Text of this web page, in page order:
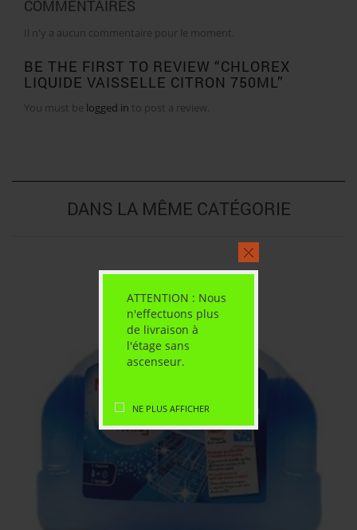
ATTENTION : Nous
n'effectuons plus
de livraison à
l'étage sans
ascenseur.
NE PLUS AFFICHER
COMMENTAIRES
Il n'y a aucun commentaire pour le moment.
BE THE FIRST TO REVIEW “CHLOREX
LIQUIDE VAISSELLE CITRON 750ML”
You must be logged in to post a review.
DANS LA MÊME CATÉGORIE